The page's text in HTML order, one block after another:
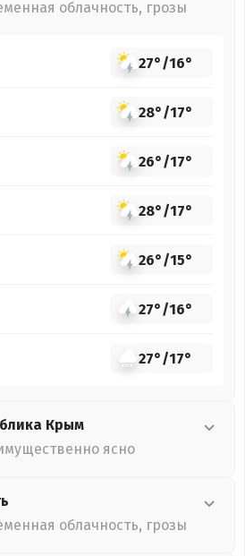
облачность, грозы
27°/16°
28°/17°
26°/17°
28°/17°
26°/15°
27°/16°
27°/17°
Крым
ясно
облачность, грозы